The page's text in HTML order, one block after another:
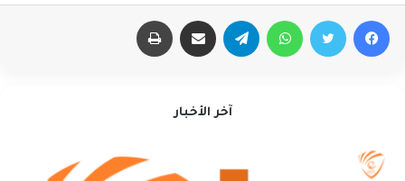
فيسبوك تويتر واتساب تيلقرام مشاركة عبر البريد
آخر الأخبار